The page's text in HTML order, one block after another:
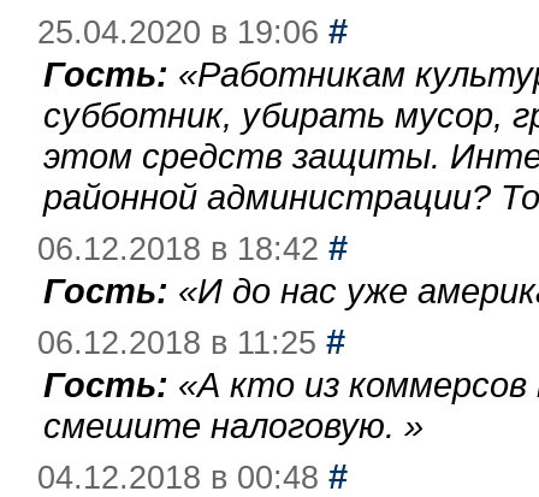
25.04.2020 в 19:06 #
Гость: «Работникам
субботник, убирать мусор,
этом средств защиты.
районной администрации?
06.12.2018 в 18:42 #
Гость: «И до нас уже
06.12.2018 в 11:25 #
Гость: «А кто из
смешите налоговую. »
04.12.2018 в 00:48 #